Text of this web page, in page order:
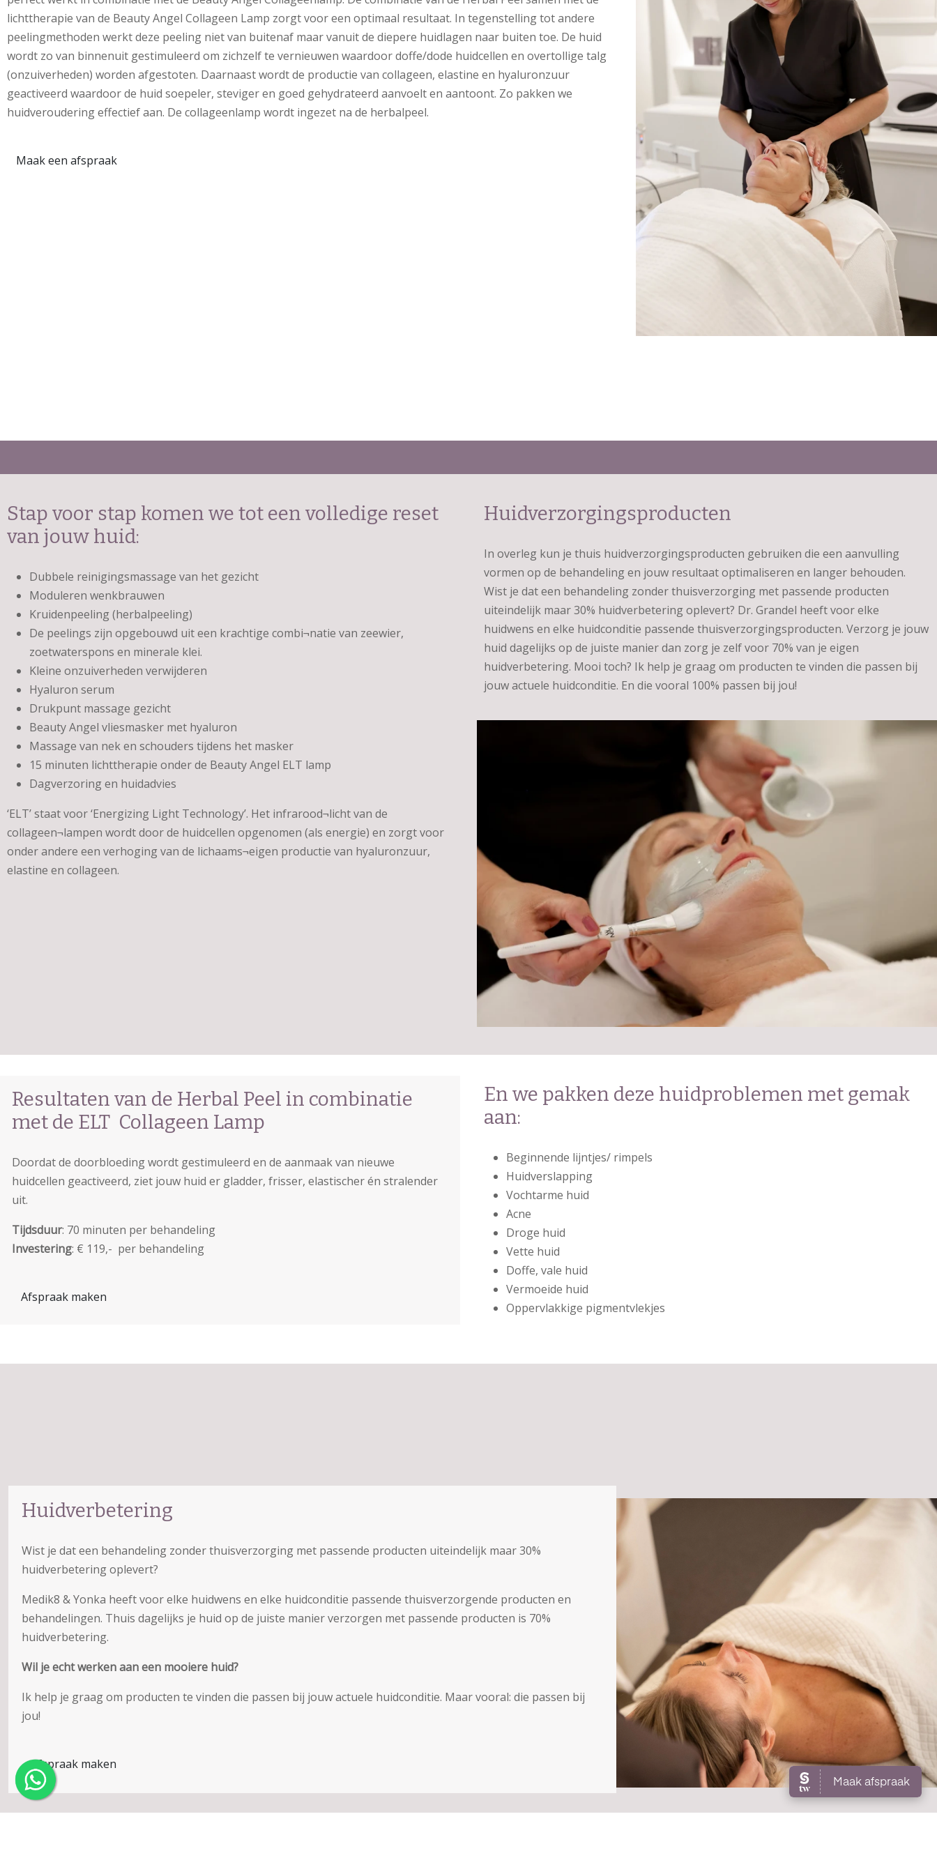
lichttherapie van de Beauty Angel Collageen Lamp zorgt voor een optimaal resultaat. In tegenstelling tot andere
peelingmethoden werkt deze peeling niet van buitenaf maar vanuit de diepere huidlagen naar buiten toe. De huid
wordt zo van binnenuit gestimuleerd om zichzelf te vernieuwen waardoor doffe/dode huidcellen en overtollige talg
(onzuiverheden) worden afgestoten. Daarnaast wordt de productie van collageen, elastine en hyaluronzuur
geactiveerd waardoor de huid soepeler, steviger en goed gehydrateerd aanvoelt en aantoont. Zo pakken we
huidveroudering effectief aan. De collageenlamp wordt ingezet na de herbalpeel.
Maak een afspraak
Stap voor stap komen we tot een volledige reset
van jouw huid:
Dubbele reinigingsmassage van het gezicht
Moduleren wenkbrauwen
Kruidenpeeling (herbalpeeling)
De peelings zijn opgebouwd uit een krachtige combi¬natie van zeewier,
zoetwaterspons en minerale klei.
Kleine onzuiverheden verwijderen
Hyaluron serum
Drukpunt massage gezicht
Beauty Angel vliesmasker met hyaluron
Massage van nek en schouders tijdens het masker
15 minuten lichttherapie onder de Beauty Angel ELT lamp
Dagverzoring en huidadvies
‘ELT’ staat voor ‘Energizing Light Technology’. Het infrarood¬licht van de
collageen¬lampen wordt door de huidcellen opgenomen (als energie) en zorgt voor
onder andere een verhoging van de lichaams¬eigen productie van hyaluronzuur,
elastine en collageen.
Huidverzorgingsproducten
In overleg kun je thuis huidverzorgingsproducten gebruiken die een aanvulling
vormen op de behandeling en jouw resultaat optimaliseren en langer behouden.
Wist je dat een behandeling zonder thuisverzorging met passende producten
uiteindelijk maar 30% huidverbetering oplevert? Dr. Grandel heeft voor elke
huidwens en elke huidconditie passende thuisverzorgingsproducten. Verzorg je jouw
huid dagelijks op de juiste manier dan zorg je zelf voor 70% van je eigen
huidverbetering. Mooi toch? Ik help je graag om producten te vinden die passen bij
jouw actuele huidconditie. En die vooral 100% passen bij jou!
Resultaten van de Herbal Peel in combinatie
met de ELT Collageen Lamp
Doordat de doorbloeding wordt gestimuleerd en de aanmaak van nieuwe
huidcellen geactiveerd, ziet jouw huid er gladder, frisser, elastischer én stralender
uit.
Tijdsduur: 70 minuten per behandeling
Investering: € 119,- per behandeling
Afspraak maken
En we pakken deze huidproblemen met gemak
aan:
Beginnende lijntjes/ rimpels
Huidverslapping
Vochtarme huid
Acne
Droge huid
Vette huid
Doffe, vale huid
Vermoeide huid
Oppervlakkige pigmentvlekjes
Huidverbetering
Wist je dat een behandeling zonder thuisverzorging met passende producten uiteindelijk maar 30%
huidverbetering oplevert?
Medik8 & Yonka heeft voor elke huidwens en elke huidconditie passende thuisverzorgende producten en
behandelingen. Thuis dagelijks je huid op de juiste manier verzorgen met passende producten is 70%
huidverbetering.
Wil je echt werken aan een mooiere huid?
Ik help je graag om producten te vinden die passen bij jouw actuele huidconditie. Maar vooral: die passen bij
jou!
Afspraak maken